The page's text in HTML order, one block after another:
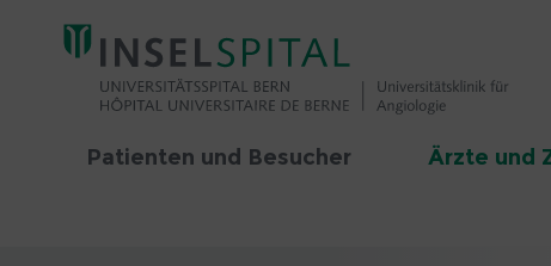
Patienten und Besucher Ärzte und